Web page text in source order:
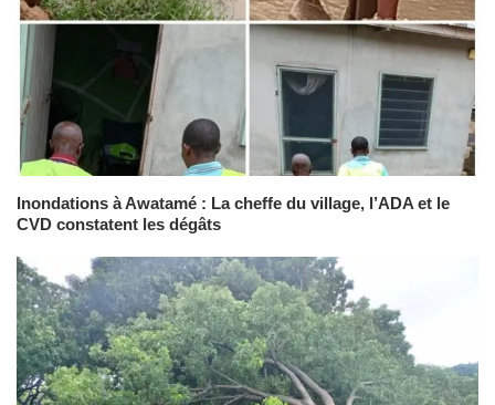
Inondations à Awatamé : La cheffe du village, l’ADA et le
CVD constatent les dégâts